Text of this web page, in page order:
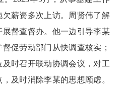
薪资多次上访。周贤伟了解
督查督办。他一边引导李某
促劳动部门从快调查核实；
时召开联动协调会议，对工
及时消除李某的思想顾虑。